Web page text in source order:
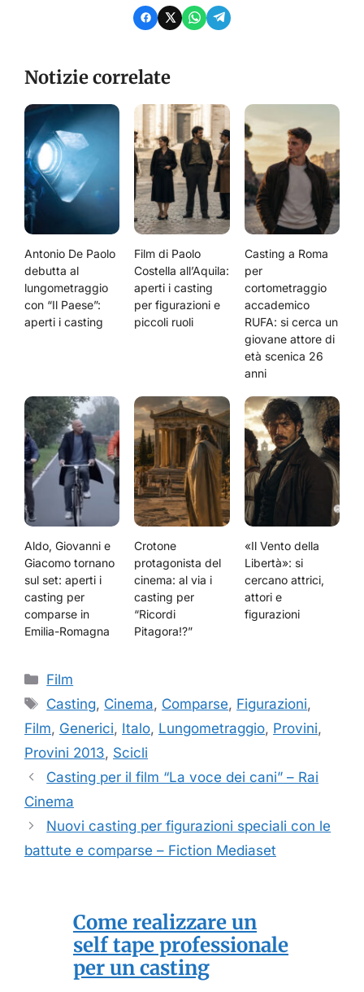
Notizie correlate
Antonio De Paolo
debutta al
lungometraggio
con “Il Paese”:
aperti i casting
Film di Paolo
Costella all’Aquila:
aperti i casting
per figurazioni e
piccoli ruoli
Casting a Roma
per
cortometraggio
accademico
RUFA: si cerca un
giovane attore di
età scenica 26
anni
Aldo, Giovanni e
Giacomo tornano
sul set: aperti i
casting per
comparse in
Emilia-Romagna
Crotone
protagonista del
cinema: al via i
casting per
“Ricordi
Pitagora!?”
«Il Vento della
Libertà»: si
cercano attrici,
attori e
figurazioni
Categorie
Film
Tag
Casting, Cinema, Comparse, Figurazioni,
Film, Generici, Italo, Lungometraggio, Provini,
Provini 2013, Scicli
Casting per il film “La voce dei cani” – Rai
Cinema
Nuovi casting per figurazioni speciali con le
battute e comparse – Fiction Mediaset
Come realizzare un
self tape professionale
per un casting